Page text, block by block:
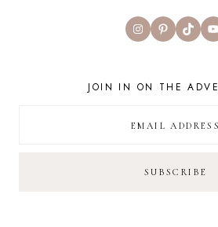
InstagramPinterest
TikTok
JOIN IN ON THE